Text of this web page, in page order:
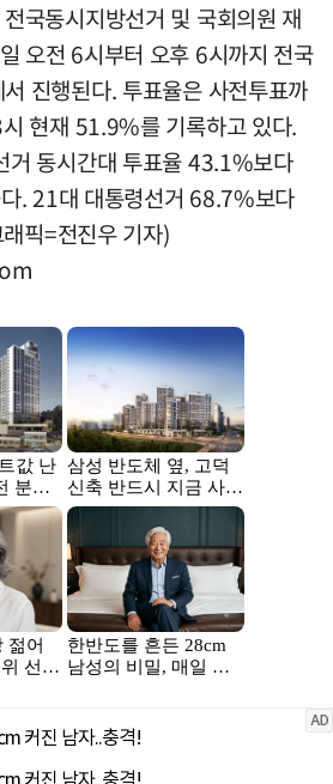
국동시지방선거 및 국회의원 재
오전 6시부터 오후 6시까지 전국
진행된다. 투표율은 사전투표까
현재 51.9%를 기록하고 있다.
동시간대 투표율 43.1%보다
. 21대 대통령선거 68.7%보다
픽=전진우 기자)